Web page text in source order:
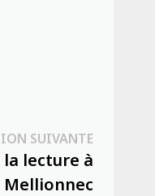
SUIVANTEPublication
suivante :
la lecture à
Mellionnec